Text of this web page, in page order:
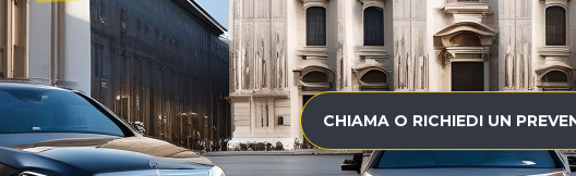
CHIAMA O RICHIEDI UN